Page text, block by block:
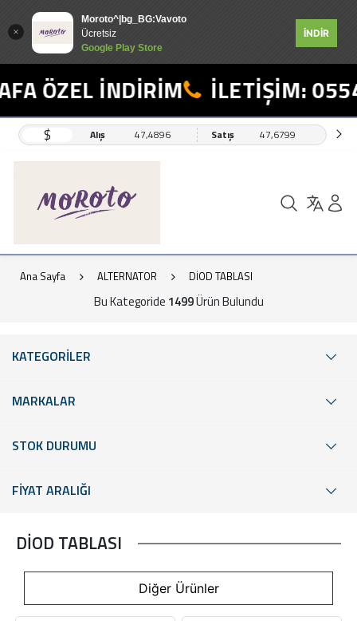
Moroto^|bg_BG:Vavoto
Ücretsiz
Google Play Store
İNDİR
İNDİRİM İLETİŞİM: 0554
$ Alış 47,4896 Satış 47,6799
Ana Sayfa ALTERNATOR DİOD TABLASI
Bu Kategoride 1499Ürün Bulundu
KATEGORİLER
MARKALAR
STOK DURUMU
FİYAT ARALIĞI
DİOD TABLASI
Diğer Ürünler